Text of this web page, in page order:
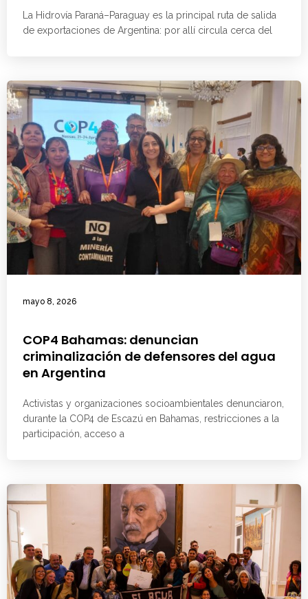
La Hidrovía Paraná–Paraguay es la principal ruta de salida
de exportaciones de Argentina: por allí circula cerca del
mayo 8, 2026
COP4 Bahamas: denuncian
criminalización de defensores del agua
en Argentina
Activistas y organizaciones socioambientales denunciaron,
durante la COP4 de Escazú en Bahamas, restricciones a la
participación, acceso a